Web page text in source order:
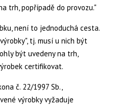
trh, popřípadě do provozu."
není to jednoduchá cesta.
tj. musí u nich být
být uvedeny na trh,
certifikovat.
č. 22/1997 Sb.,
výrobky vyžaduje